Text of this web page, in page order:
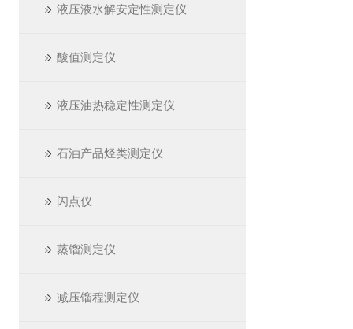
液压液水解安定性测定仪
酸值测定仪
液压油热稳定性测定仪
石油产品烃类测定仪
闪点仪
蒸馏测定仪
减压馏程测定仪